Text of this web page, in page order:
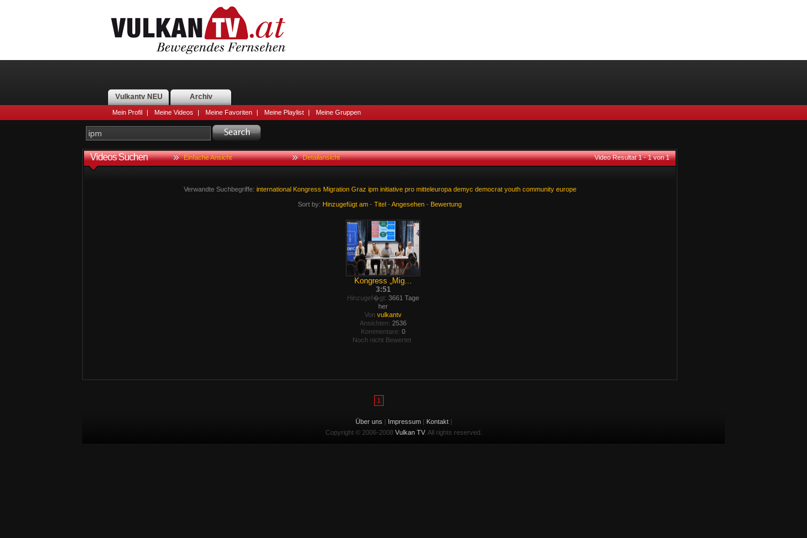
Vulkantv NEU Archiv
Mein Profil | Meine Videos | Meine Favoriten | Meine Playlist | Meine Gruppen
Videos Suchen Einfache Ansicht Detailansicht Video Resultat 1 - 1 von 1
Verwandte Suchbegriffe: international Kongress Migration Graz ipm initiative pro mitteleuropa demyc democrat youth community europe
Sort by: Hinzugefügt am - Titel - Angesehen - Bewertung
Kongress „Mig...
3:51
Hinzugef�gt: 3661 Tage
her
Von vulkantv
Ansichten: 2536
Kommentare: 0
Noch nicht Bewertet
1
Über uns | Impressum| Kontakt|
Copyright © 2006-2008 Vulkan TV. All rights reserved.